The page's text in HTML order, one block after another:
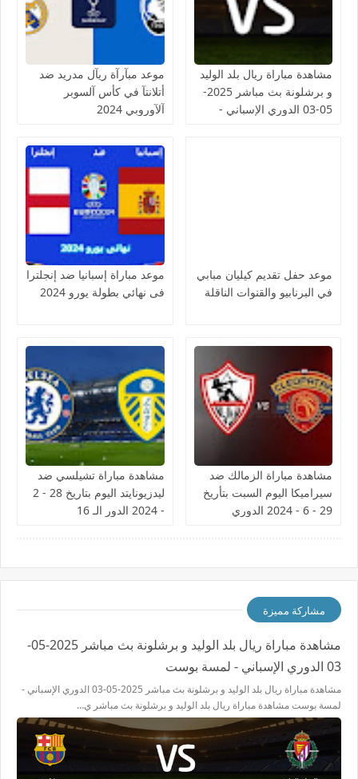
مشاهدة مباراة ريال بلد الوليد
و برشلونة بث مباشر 2025-
05-03 الدوري الإسباني -
موعد مبآرآة ريآل مدريد ضد
أتلانتآ في كأس آلسوبر
آلآوروبي 2024
موعد حفل تقديم كيليان مبابي
في البرنابيو والقنوات الناقلة
موعد مباراة إسبانيا ضد إنجلترا
فى نهائي بطولة يورو 2024
مشاهدة مباراة الزمالك ضد
سيراميكا اليوم السبت بتأريخ
29 - 6 - 2024 الدوري
مشاهدة مباراة تشيلسي ضد
ليدزيونايتد اليوم بتاريخ 28 - 2
- 2024 الدور الـ 16
مشاركة مميزة
مشاهدة مباراة ريال بلد الوليد و برشلونة بث مباشر 2025-05-
03 الدوري الإسباني - لمسة بوست
مشاهدة مباراة ريال بلد الوليد و برشلونة بث مباشر 2025-05-03 الدوري الإسباني -
لمسة بوست مشاهدة مباراة ريال بلد الوليد و برشلونة بث مباشر ي…